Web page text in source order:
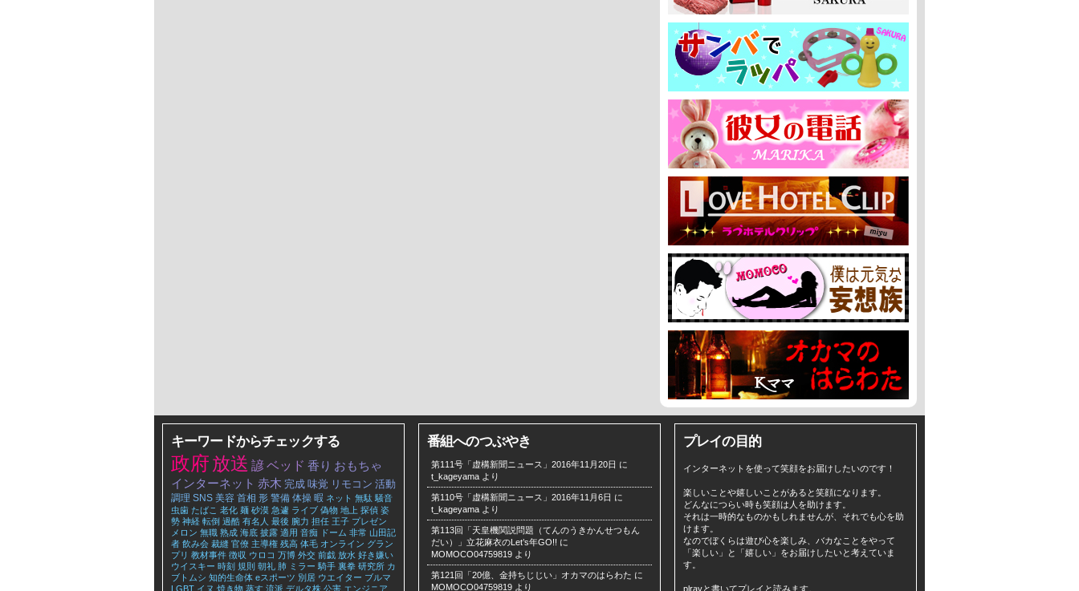
キーワードからチェックする
政府放送 諺ベッド 香り おもちゃ
インターネット 赤木 完成 味覚 リモコン 活動
調理 SNS 美容 首相 形 警備 体操 暇 ネット 無駄 騒音
虫歯 たばこ 老化 麺 砂漠 急遽 ライブ 偽物 地上 探偵 姿
勢 神経 転倒 過酷 有名人 最後 腕力 担任 王子 プレゼン
メロン 無職 熟成 海底 披露 適用 音痴 ドーム 非常 山田記
者 飲み会 裁縫 官僚 主導権 残高 体毛 オンライン グラン
プリ 教材事件 徴収 ウロコ 万博 外交 前戯 放水 好き嫌い
ウイスキー 時刻 規則 朝礼 肺 ミラー 騎手 裏拳 研究所 カ
ブトムシ 知的生命体 eスポーツ 別居 ウエイター ブルマ
LGBT イヌ 焼き物 蒸す 流派 デルタ株 公害 エンジニア
番組へのつぶやき
第111号「虚構新聞ニュース」2016年11月20日 に
t_kageyama より
第110号「虚構新聞ニュース」2016年11月6日 に
t_kageyama より
第113回「天皇機関説問題（てんのうきかんせつもん
だい）」立花麻衣のLet’s年GO!! に
MOMOCO04759819 より
第121回「20億、金持ちじじい」オカマのはらわた に
MOMOCO04759819 より
プレイの目的
インターネットを使って笑顔をお届けしたいのです！
楽しいことや嬉しいことがあると笑顔になります。
どんなにつらい時も笑顔は人を助けます。
それは一時的なものかもしれませんが、それでも心を助
けます。
なのでぼくらは遊び心を楽しみ、バカなことをやって
「楽しい」と「嬉しい」をお届けしたいと考えていま
す。
plrayと書いてプレイと読みます。